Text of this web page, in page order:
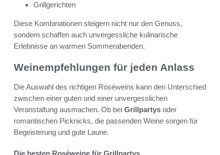
Grillgerichten
Diese Kombinationen steigern nicht nur den Genuss,
sondern schaffen auch unvergessliche kulinarische
Erlebnisse an warmen Sommerabenden.
Weinempfehlungen für jeden Anlass
Die Auswahl des richtigen Roséweins kann den Unterschied
zwischen einer guten und einer unvergesslichen
Veranstaltung ausmachen. Ob bei Grillpartys oder
romantischen Picknicks, die passenden Weine sorgen für
Begeisterung und gute Laune.